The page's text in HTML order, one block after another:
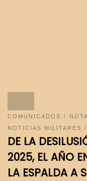
COMUNICADOS
NOTICIAS MILITARES
DE LA
2025, EL AÑO
LA ESPALDA A